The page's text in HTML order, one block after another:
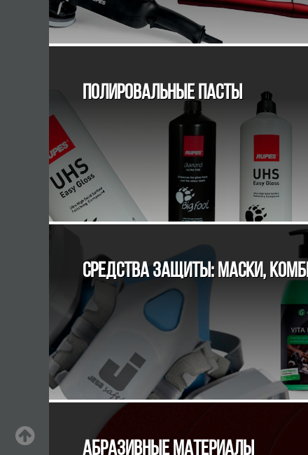
ПОЛИРОВАЛЬНЫЕ ПАСТЫ
СРЕДСТВА ЗАЩИТЫ: МАСКИ,
АБРАЗИВНЫЕ МАТЕРИАЛЫ